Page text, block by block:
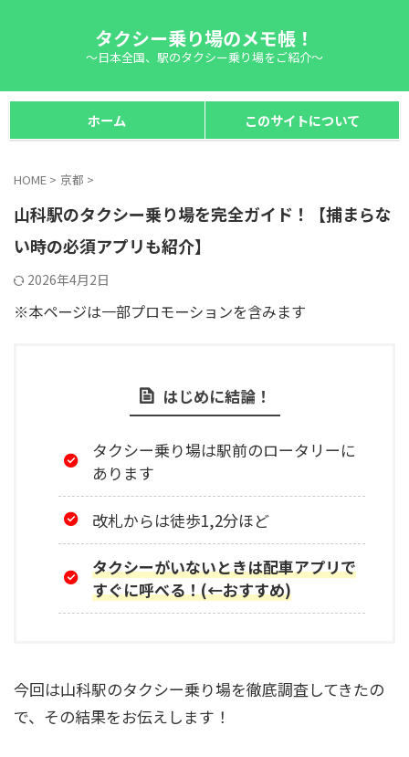
タクシー乗り場のメモ帳！
～日本全国、駅のタクシー乗り場をご紹介～
ホーム このサイトについて
HOME > 京都 >
山科駅のタクシー乗り場を完全ガイド！【捕まらな
い時の必須アプリも紹介】
2026年4月2日
※本ページは一部プロモーションを含みます
はじめに結論！
タクシー乗り場は駅前のロータリーに
あります
改札からは徒歩1,2分ほど
タクシーがいないときは配車アプリで
すぐに呼べる！(←おすすめ)
今回は山科駅のタクシー乗り場を徹底調査してきたの
で、その結果をお伝えします！